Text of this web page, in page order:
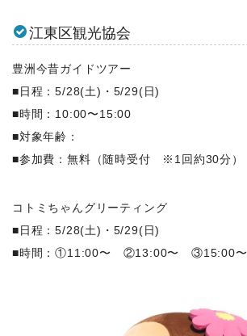
江東区観光協会
豊洲今昔ガイドツアー
■日程：5/28(土)・5/29(日)
■時間：10:00〜15:00
■対象年齢：
■参加費：無料（随時受付 ※1回約30分）
コトミちゃんグリーティング
■日程：5/28(土)・5/29(日)
■時間：①11:00〜 ②13:00〜 ③15:00〜